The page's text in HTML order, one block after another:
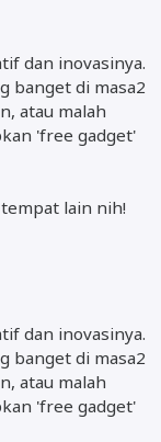
dan inovasinya.
banget di masa2
atau malah
'free gadget'
lain nih!
dan inovasinya.
banget di masa2
atau malah
'free gadget'